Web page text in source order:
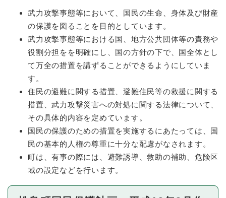
武力攻撃事態等において、国民の生命、身体及び財産
の保護を図ることを目的としています。
武力攻撃事態等における国、地方公共団体等の責務や
役割分担をを明確にし、国の方針の下で、国全体とし
て万全の措置を講ずることができるようにしていま
す。
住民の避難に関する措置、避難住民等の救援に関する
措置、武力攻撃災害への対処に関する法律について、
その具体的内容を定めています。
国民の保護のための措置を実施するにあたっては、国
民の基本的人権の尊重に十分な配慮がなされます。
町は、有事の際には、避難誘導、救助の補助、危険区
域の設定などを行います。